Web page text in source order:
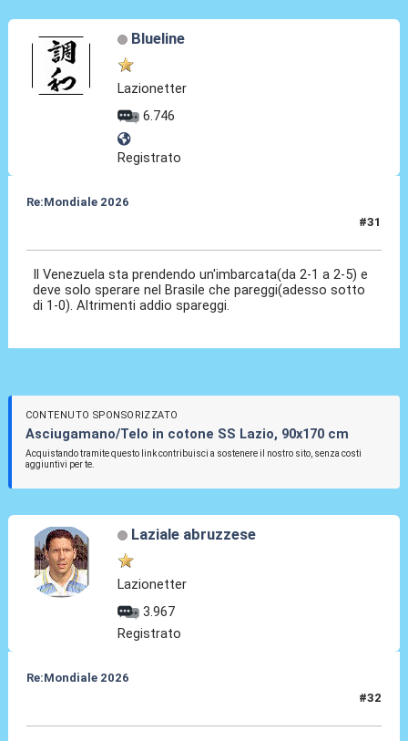
Blueline
Lazionetter
6.746
Registrato
Re:Mondiale 2026
#31
Il Venezuela sta prendendo un'imbarcata(da 2-1 a 2-5) e
deve solo sperare nel Brasile che pareggi(adesso sotto
di 1-0). Altrimenti addio spareggi.
CONTENUTO SPONSORIZZATO
Asciugamano/Telo in cotone SS Lazio, 90x170 cm
Acquistando tramite questo link contribuisci a sostenere il nostro sito, senza costi
aggiuntivi per te.
Laziale abruzzese
Lazionetter
3.967
Registrato
Re:Mondiale 2026
#32